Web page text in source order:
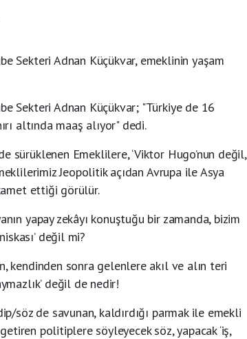
Sekteri Adnan Küçükvar, emeklinin yaşam
Sekteri Adnan Küçükvar; "Türkiye de 16
altında maaş alıyor" dedi.
sürüklenen Emeklilere, ‘Viktor Hugo’nun değil,
Jeopolitik açıdan Avrupa ile Asya
ettiği görülür.
yapay zekâyı konuştuğu bir zamanda, bizim
değil mi?
kendinden sonra gelenlere akıl ve alın teri
değil de nedir!
söz de savunan, kaldırdığı parmak ile emekli
politiplere söyleyecek söz, yapacak ‘iş,